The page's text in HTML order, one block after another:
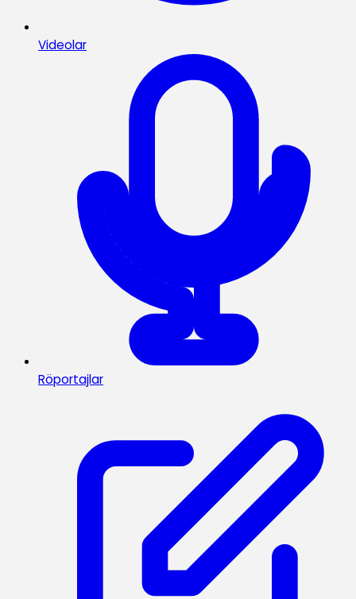
Videolar
Röportajlar